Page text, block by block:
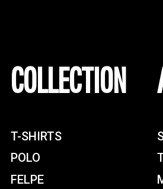
COLLECTION
T-SHIRTS
POLO
FELPE